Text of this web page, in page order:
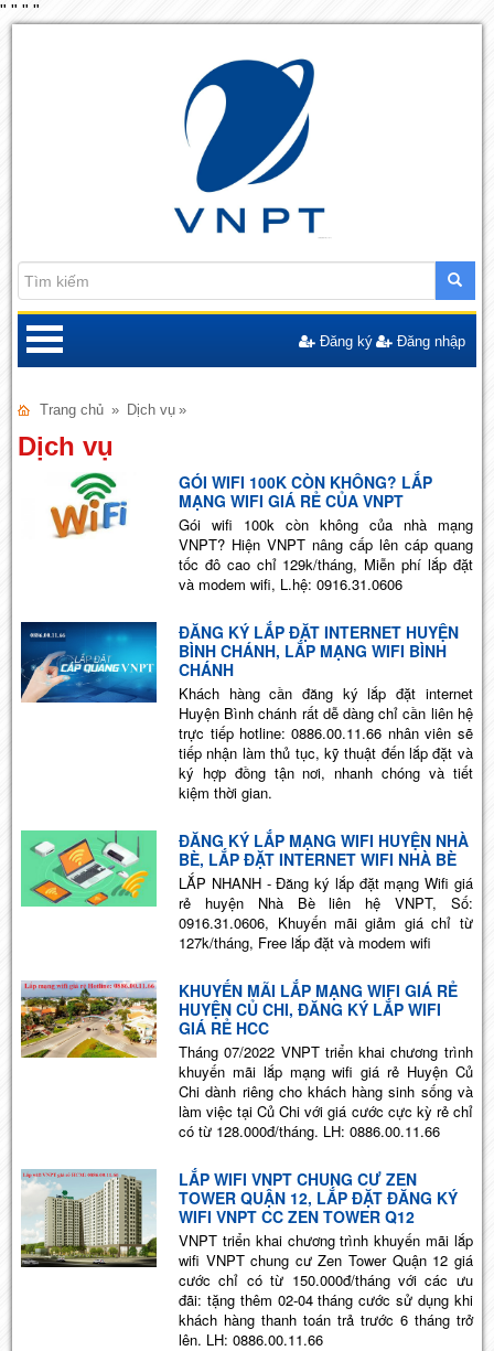
" " " "
Đăng ký Đăng nhập
Trang chủ » Dịch vụ »
Dịch vụ
GÓI WIFI 100K CÒN KHÔNG? LẮP
MẠNG WIFI GIÁ RẺ CỦA VNPT
Gói wifi 100k còn không của nhà mạng
VNPT? Hiện VNPT nâng cấp lên cáp quang
tốc đô cao chỉ 129k/tháng, Miễn phí lắp đặt
và modem wifi, L.hệ: 0916.31.0606
ĐĂNG KÝ LẮP ĐẶT INTERNET HUYỆN
BÌNH CHÁNH, LẮP MẠNG WIFI BÌNH
CHÁNH
Khách hàng cần đăng ký lắp đặt internet
Huyện Bình chánh rất dễ dàng chỉ cần liên hệ
trực tiếp hotline: 0886.00.11.66 nhân viên sẽ
tiếp nhận làm thủ tục, kỹ thuật đến lắp đặt và
ký hợp đồng tận nơi, nhanh chóng và tiết
kiệm thời gian.
ĐĂNG KÝ LẮP MẠNG WIFI HUYỆN NHÀ
BÈ, LẮP ĐẶT INTERNET WIFI NHÀ BÈ
LẮP NHANH - Đăng ký lắp đặt mạng Wifi giá
rẻ huyện Nhà Bè liên hệ VNPT, Số:
0916.31.0606, Khuyến mãi giảm giá chỉ từ
127k/tháng, Free lắp đặt và modem wifi
KHUYẾN MÃI LẮP MẠNG WIFI GIÁ RẺ
HUYỆN CỦ CHI, ĐĂNG KÝ LẮP WIFI
GIÁ RẺ HCC
Tháng 07/2022 VNPT triển khai chương trình
khuyến mãi lắp mạng wifi giá rẻ Huyện Củ
Chi dành riêng cho khách hàng sinh sống và
làm việc tại Củ Chi với giá cước cực kỳ rẻ chỉ
có từ 128.000đ/tháng. LH: 0886.00.11.66
LẮP WIFI VNPT CHUNG CƯ ZEN
TOWER QUẬN 12, LẮP ĐẶT ĐĂNG KÝ
WIFI VNPT CC ZEN TOWER Q12
VNPT triển khai chương trình khuyến mãi lắp
wifi VNPT chung cư Zen Tower Quận 12 giá
cước chỉ có từ 150.000đ/tháng với các ưu
đãi: tặng thêm 02-04 tháng cước sử dụng khi
khách hàng thanh toán trả trước 6 tháng trở
lên. LH: 0886.00.11.66